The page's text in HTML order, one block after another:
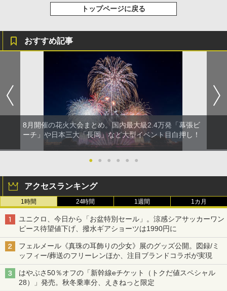
トップページに戻る
おすすめ記事
8月開催の花火大会まとめ。国内最大級2.4万発「幕張ビ
ーチ」や日本三大「長岡」など大型イベント目白押し！
● ● ● ● ● ●
アクセスランキング
1時間 24時間 1週間 1カ月
ユニクロ、今日から「お盆特別セール」。涼感シアサッカーワン
ピース待望値下げ、撥水ギアショーツは1990円に
フェルメール《真珠の耳飾りの少女》展のグッズ公開。図録/ミ
ッフィー/葬送のフリーレンほか、注目ブランドコラボが実現
はやぶさ50％オフの「新幹線eチケット（トクだ値スペシャル
28）」発売。秋冬乗車分、えきねっと限定